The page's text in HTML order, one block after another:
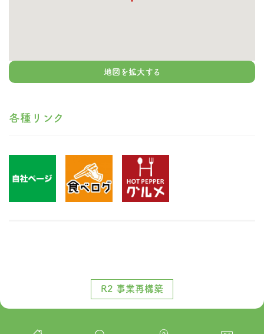
地図を拡大する
各種リンク
R2 事業再構築